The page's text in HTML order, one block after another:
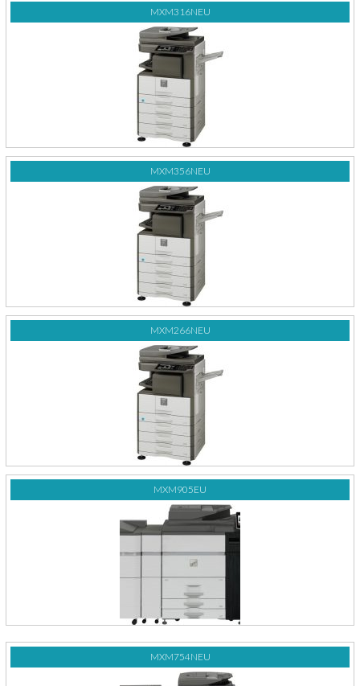
MXM316NEU
MXM356NEU
MXM266NEU
MXM905EU
MXM754NEU